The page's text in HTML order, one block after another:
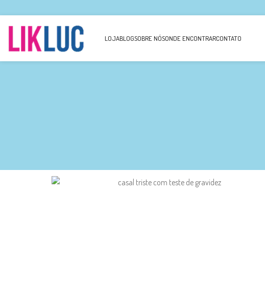
LOJABLOGSOBRE NÓSONDE ENCONTRARCONTATO